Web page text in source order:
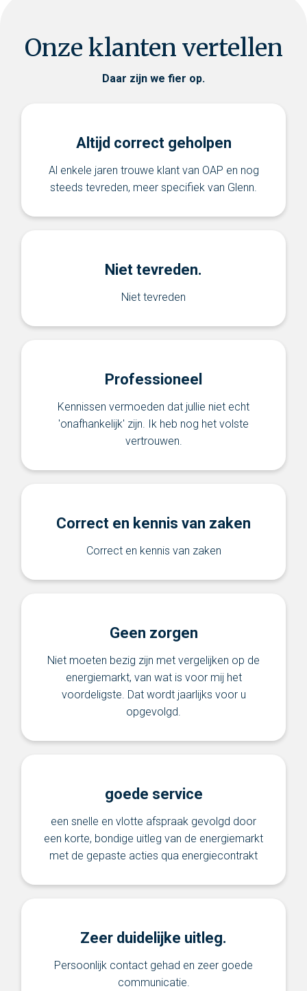
Onze klanten vertellen
Daar zijn we fier op.
Altijd correct geholpen
Al enkele jaren trouwe klant van OAP en nog
steeds tevreden, meer specifiek van Glenn.
Niet tevreden.
Niet tevreden
Professioneel
Kennissen vermoeden dat jullie niet echt
'onafhankelijk' zijn. Ik heb nog het volste
vertrouwen.
Correct en kennis van zaken
Correct en kennis van zaken
Geen zorgen
Niet moeten bezig zijn met vergelijken op de
energiemarkt, van wat is voor mij het
voordeligste. Dat wordt jaarlijks voor u
opgevolgd.
goede service
een snelle en vlotte afspraak gevolgd door
een korte, bondige uitleg van de energiemarkt
met de gepaste acties qua energiecontrakt
Zeer duidelijke uitleg.
Persoonlijk contact gehad en zeer goede
communicatie.